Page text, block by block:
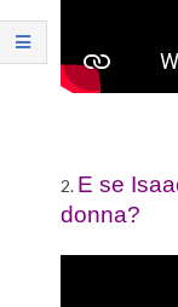
2. E se
donna?